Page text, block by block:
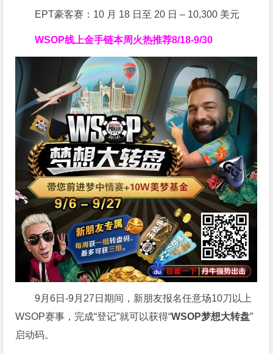
EPT豪客赛：10 月 18 日至 20 日 – 10,300 美元
WSOP线上金手链本周火热推荐8/18-9/30
9月6日-9月27日期间，新朋友报名任意场10刀以上
WSOP赛事，完成“登记”就可以获得“WSOP梦想大转盘”
启动码。